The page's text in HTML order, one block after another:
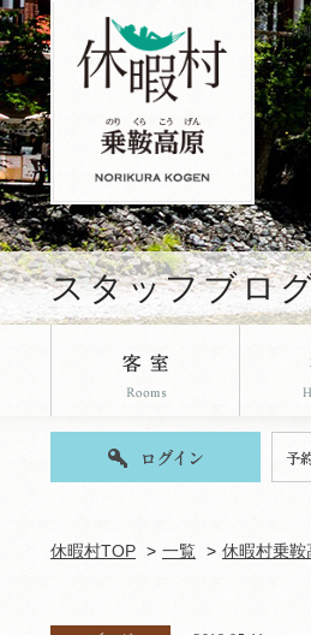
休
スタッフブロ
休暇村TOP 一覧 休暇村乗鞍